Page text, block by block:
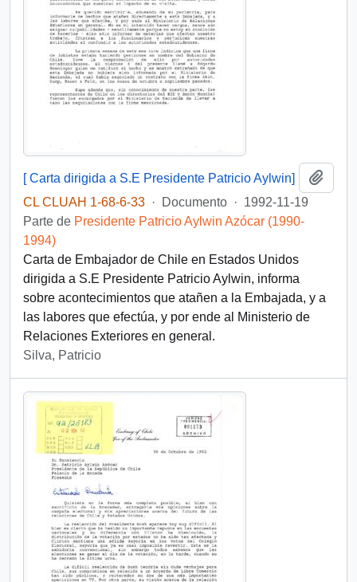
[ Carta dirigida a S.E Presidente Patricio Aylwin]
CL CLUAH 1-68-6-33 · Documento · 1992-11-19
Parte de Presidente Patricio Aylwin Azócar (1990-
1994)
Carta de Embajador de Chile en Estados Unidos
dirigida a S.E Presidente Patricio Aylwin, informa
sobre acontecimientos que atañen a la Embajada, y a
las labores que efectúa, y por ende al Ministerio de
Relaciones Exteriores en general.
Silva, Patricio